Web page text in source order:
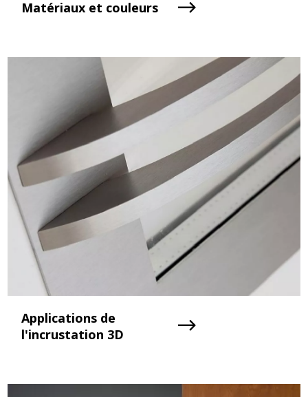
Matériaux et couleurs
Applications de
l'incrustation 3D